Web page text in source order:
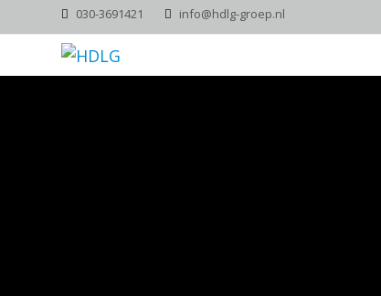
030-3691421 info@hdlg-groep.nl